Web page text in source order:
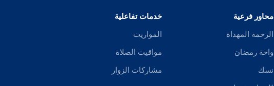
محاور فرعية
الرحمة المهداة
واحة رمضان
نسك
خدمات تفاعلية
المواريث
مواقيت الصلاة
مشاركات الزوار